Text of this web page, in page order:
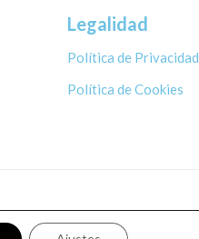
Legalidad
Política de Privacidad
Política de Cookies